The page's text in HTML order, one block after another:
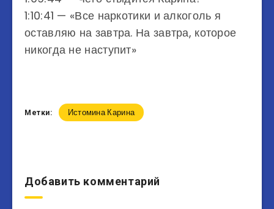
1:10:41​​ — «Все наркотики и алкоголь я
оставляю на завтра. На завтра, которое
никогда не наступит»
Метки: Истомина Карина
Добавить комментарий